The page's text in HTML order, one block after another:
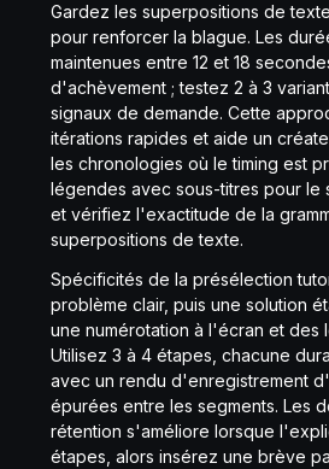
Gardez les superpositions de
pour renforcer la blague. Les
maintenues entre 12 et 18
d'achèvement ; testez 2 à 3
signaux de demande. Cette
itérations rapides et aide un
les chronologies où le timing est
légendes avec sous-titres pour le
et vérifiez l'exactitude de la
superpositions de texte.
Spécificités de la présélection
problème clair, puis une solution
une numérotation à l'écran et des
Utilisez 3 à 4 étapes, chacune
avec un rendu d'enregistrement
épurées entre les segments. Les
rétention s'améliore lorsque
étapes, alors insérez une brève